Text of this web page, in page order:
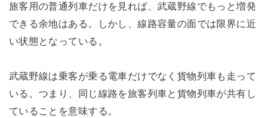
旅客用の普通列車だけを見れば、武蔵野線でもっと増発
できる余地はある。しかし、線路容量の面では限界に近
い状態となっている。
武蔵野線は乗客が乗る電車だけでなく貨物列車も走って
いる。つまり、同じ線路を旅客列車と貨物列車が共有し
ていることを意味する。